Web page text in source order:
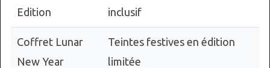
Edition
inclusif
Coffret Lunar
New Year
Teintes festives en édition
limitée